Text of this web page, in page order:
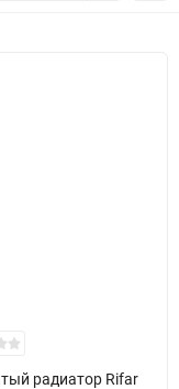
радиатор Rifar